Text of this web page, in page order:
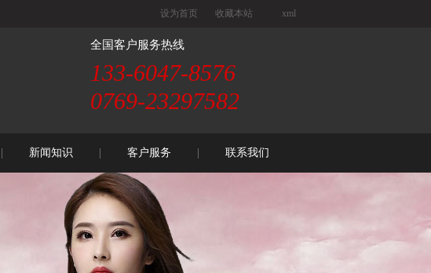
设为首页 收藏本站 xml
全国客户服务热线
133-6047-8576
0769-23297582
新闻知识 客户服务 联系我们